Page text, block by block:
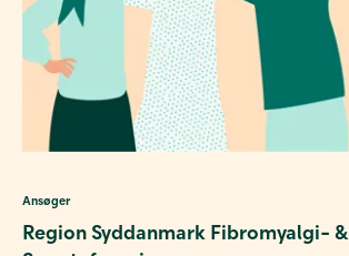
Ansøger
Region Syddanmark Fibromyalgi- &